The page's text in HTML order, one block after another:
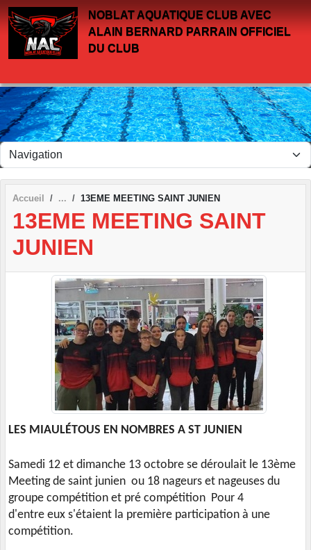
NOBLAT AQUATIQUE CLUB AVEC
ALAIN BERNARD PARRAIN OFFICIEL
DU CLUB
Accueil 13EME MEETING SAINT JUNIEN
13EME MEETING SAINT
JUNIEN
LES MIAULÉTOUS EN NOMBRES A ST JUNIEN
Samedi 12 et dimanche 13 octobre se déroulait le 13ème
Meeting de saint junien ou 18 nageurs et nageuses du
groupe compétition et pré compétition Pour 4
d'entre eux s'étaient la première participation à une
compétition.
Panneau de gestion des cookies